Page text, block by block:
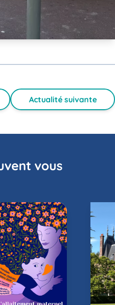
Actualité suivante
vous